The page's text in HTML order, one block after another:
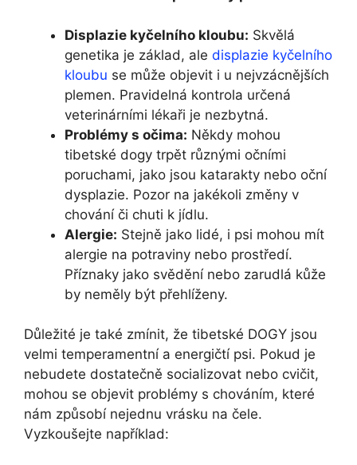
Displazie kyčelního kloubu: Skvělá
genetika je základ, ale displazie kyčelního
kloubu se může objevit i u nejvzácnějších
plemen. Pravidelná kontrola určená
veterinárními lékaři je nezbytná.
Problémy s očima: Někdy mohou
tibetské dogy trpět různými očními
poruchami, jako jsou katarakty nebo oční
dysplazie. Pozor na jakékoli změny v
chování či chuti k jídlu.
Alergie: Stejně jako lidé, i psi mohou mít
alergie na potraviny nebo prostředí.
Příznaky jako svědění nebo zarudlá kůže
by neměly být přehlíženy.
Důležité je také zmínit, že tibetské DOGY jsou
velmi temperamentní a energičtí psi. Pokud je
nebudete dostatečně socializovat nebo cvičit,
mohou se objevit problémy s chováním, které
nám způsobí nejednu vrásku na čele.
Vyzkoušejte například: